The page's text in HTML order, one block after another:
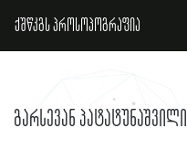
ქშწკგს პროსოპოგრაფია
გარსევან პატატუნაშვილი